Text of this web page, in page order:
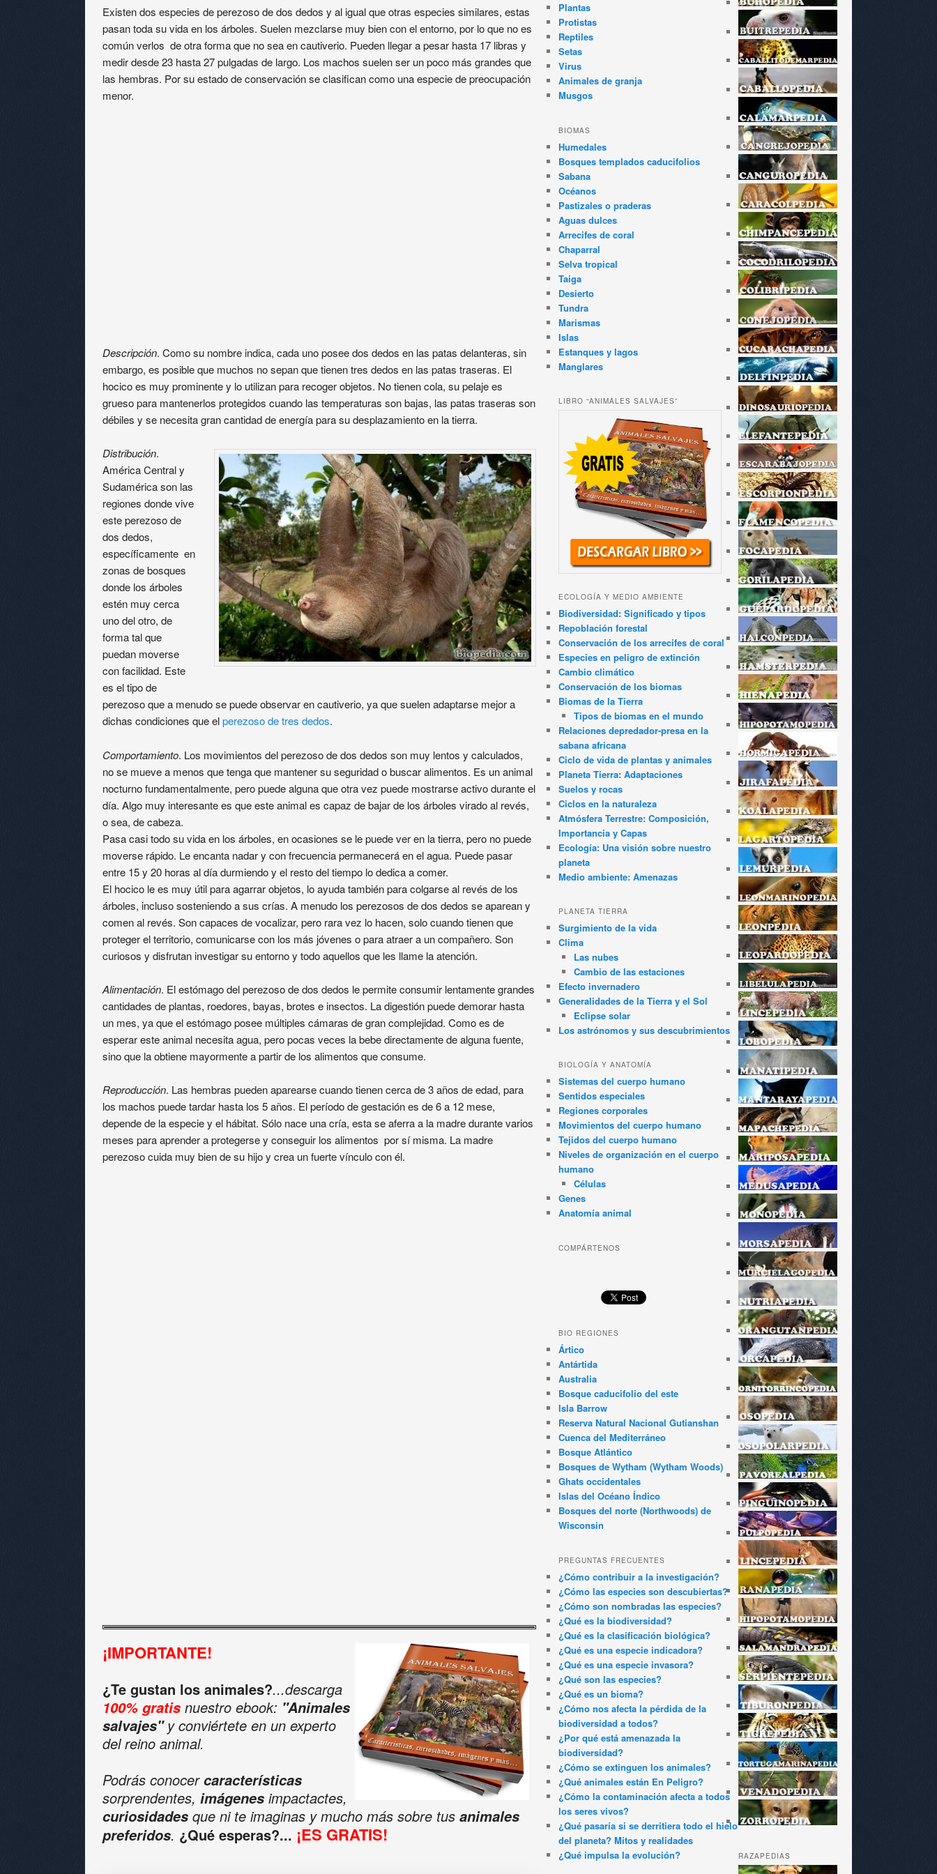
Existen dos especies de perezoso de dos dedos y al igual que otras especies similares, estas
pasan toda su vida en los árboles. Suelen mezclarse muy bien con el entorno, por lo que no es
común verlos de otra forma que no sea en cautiverio. Pueden llegar a pesar hasta 17 libras y
medir desde 23 hasta 27 pulgadas de largo. Los machos suelen ser un poco más grandes que
las hembras. Por su estado de conservación se clasifican como una especie de preocupación
menor.
Descripción. Como su nombre indica, cada uno posee dos dedos en las patas delanteras, sin
embargo, es posible que muchos no sepan que tienen tres dedos en las patas traseras. El
hocico es muy prominente y lo utilizan para recoger objetos. No tienen cola, su pelaje es
grueso para mantenerlos protegidos cuando las temperaturas son bajas, las patas traseras son
débiles y se necesita gran cantidad de energía para su desplazamiento en la tierra.
Distribución.
América Central y
Sudamérica son las
regiones donde vive
este perezoso de
dos dedos,
específicamente en
zonas de bosques
donde los árboles
estén muy cerca
uno del otro, de
forma tal que
puedan moverse
con facilidad. Este
es el tipo de
perezoso que a menudo se puede observar en cautiverio, ya que suelen adaptarse mejor a
dichas condiciones que elperezoso de tres dedos.
Comportamiento. Los movimientos del perezoso de dos dedos son muy lentos y calculados,
no se mueve a menos que tenga que mantener su seguridad o buscar alimentos. Es un animal
nocturno fundamentalmente, pero puede alguna que otra vez puede mostrarse activo durante el
día. Algo muy interesante es que este animal es capaz de bajar de los árboles virado al revés,
o sea, de cabeza.
Pasa casi todo su vida en los árboles, en ocasiones se le puede ver en la tierra, pero no puede
moverse rápido. Le encanta nadar y con frecuencia permanecerá en el agua. Puede pasar
entre 15 y 20 horas al día durmiendo y el resto del tiempo lo dedica a comer.
El hocico le es muy útil para agarrar objetos, lo ayuda también para colgarse al revés de los
árboles, incluso sosteniendo a sus crías. A menudo los perezosos de dos dedos se aparean y
comen al revés. Son capaces de vocalizar, pero rara vez lo hacen, solo cuando tienen que
proteger el territorio, comunicarse con los más jóvenes o para atraer a un compañero. Son
curiosos y disfrutan investigar su entorno y todo aquellos que les llame la atención.
Alimentación. El estómago del perezoso de dos dedos le permite consumir lentamente grandes
cantidades de plantas, roedores, bayas, brotes e insectos. La digestión puede demorar hasta
un mes, ya que el estómago posee múltiples cámaras de gran complejidad. Como es de
esperar este animal necesita agua, pero pocas veces la bebe directamente de alguna fuente,
sino que la obtiene mayormente a partir de los alimentos que consume.
Reproducción. Las hembras pueden aparearse cuando tienen cerca de 3 años de edad, para
los machos puede tardar hasta los 5 años. El período de gestación es de 6 a 12 mese,
depende de la especie y el hábitat. Sólo nace una cría, esta se aferra a la madre durante varios
meses para aprender a protegerse y conseguir los alimentos por sí misma. La madre
perezoso cuida muy bien de su hijo y crea un fuerte vínculo con él.
¡IMPORTANTE!
¿Te gustan los animales?...descarga
100% gratisnuestro ebook: "Animales
salvajes"y conviértete en un experto
del reino animal.
Podrás conocercaracterísticas
sorprendentes, imágenesimpactactes,
curiosidadesque ni te imaginas y mucho más sobre tus animales
preferidos. ¿Qué esperas?... ¡ES GRATIS!
RAZAPEDIAS
Plantas
Protistas
Reptiles
Setas
Virus
Animales de granja
Musgos
BIOMAS
Humedales
Bosques templados caducifolios
Sabana
Océanos
Pastizales o praderas
Aguas dulces
Arrecifes de coral
Chaparral
Selva tropical
Taiga
Desierto
Tundra
Marismas
Islas
Estanques y lagos
Manglares
LIBRO “ANIMALES SALVAJES”
ECOLOGÍA Y MEDIO AMBIENTE
Biodiversidad: Significado y tipos
Repoblación forestal
Conservación de los arrecifes de coral
Especies en peligro de extinción
Cambio climático
Conservación de los biomas
Biomas de la Tierra
Tipos de biomas en el mundo
Relaciones depredador-presa en la
sabana africana
Ciclo de vida de plantas y animales
Planeta Tierra: Adaptaciones
Suelos y rocas
Ciclos en la naturaleza
Atmósfera Terrestre: Composición,
Importancia y Capas
Ecología: Una visión sobre nuestro
planeta
Medio ambiente: Amenazas
PLANETA TIERRA
Surgimiento de la vida
Clima
Las nubes
Cambio de las estaciones
Efecto invernadero
Generalidades de la Tierra y el Sol
Eclipse solar
Los astrónomos y sus descubrimientos
BIOLOGÍA Y ANATOMÍA
Sistemas del cuerpo humano
Sentidos especiales
Regiones corporales
Movimientos del cuerpo humano
Tejidos del cuerpo humano
Niveles de organización en el cuerpo
humano
Células
Genes
Anatomía animal
COMPÁRTENOS
BIO REGIONES
Ártico
Antártida
Australia
Bosque caducifolio del este
Isla Barrow
Reserva Natural Nacional Gutianshan
Cuenca del Mediterráneo
Bosque Atlántico
Bosques de Wytham (Wytham Woods)
Ghats occidentales
Islas del Océano Índico
Bosques del norte (Northwoods) de
Wisconsin
PREGUNTAS FRECUENTES
¿Cómo contribuir a la investigación?
¿Cómo las especies son descubiertas?
¿Cómo son nombradas las especies?
¿Qué es la biodiversidad?
¿Qué es la clasificación biológica?
¿Qué es una especie indicadora?
¿Qué es una especie invasora?
¿Qué son las especies?
¿Qué es un bioma?
¿Cómo nos afecta la pérdida de la
biodiversidad a todos?
¿Por qué está amenazada la
biodiversidad?
¿Cómo se extinguen los animales?
¿Qué animales están En Peligro?
¿Cómo la contaminación afecta a todos
los seres vivos?
¿Qué pasaría si se derritiera todo el hielo
del planeta? Mitos y realidades
¿Qué impulsa la evolución?